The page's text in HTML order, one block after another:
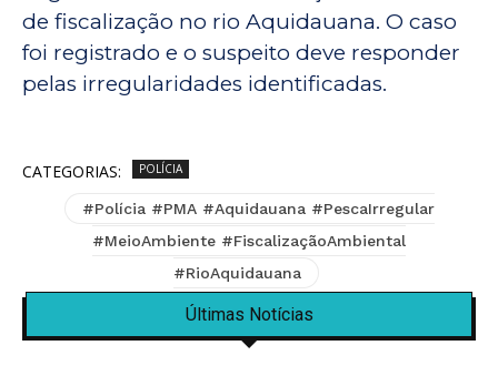
de fiscalização no rio Aquidauana. O caso
foi registrado e o suspeito deve responder
pelas irregularidades identificadas.
CATEGORIAS: POLÍCIA
#Polícia #PMA #Aquidauana #PescaIrregular
#MeioAmbiente #FiscalizaçãoAmbiental
#RioAquidauana
Últimas Notícias